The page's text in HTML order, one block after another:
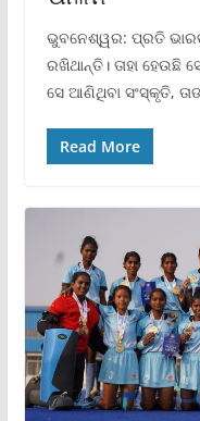
ଭୁବନେଶ୍ୱର: ପ୍ରତି
ରଖିଥାନ୍ତି। ତାହା ହେଉଛି
ସେ ଆଣିଥିବା ସଂସ୍କୃତି,
Read More